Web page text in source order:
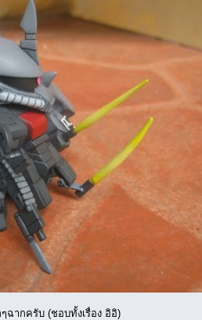
ฉากครับ (ชอบทั้งเรื่อง อิอิ)